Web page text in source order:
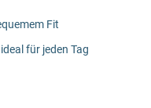
Fit
für jeden Tag